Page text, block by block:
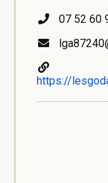
07 52 60
https://